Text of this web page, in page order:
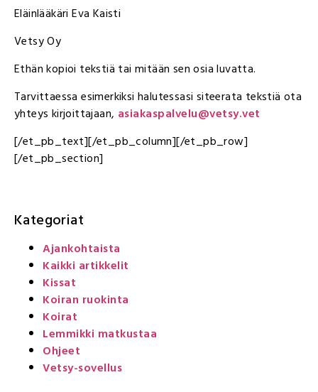
Eläinlääkäri Eva Kaisti
Vetsy Oy
Ethän kopioi tekstiä tai mitään sen osia luvatta.
Tarvittaessa esimerkiksi halutessasi siteerata tekstiä ota
yhteys kirjoittajaan, asiakaspalvelu@vetsy.vet
[/et_pb_text][/et_pb_column][/et_pb_row]
[/et_pb_section]
Kategoriat
Ajankohtaista
Kaikki artikkelit
Kissat
Koiran ruokinta
Koirat
Lemmikki matkustaa
Ohjeet
Vetsy-sovellus